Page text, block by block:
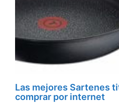
Las mejores Sartenes
comprar por internet